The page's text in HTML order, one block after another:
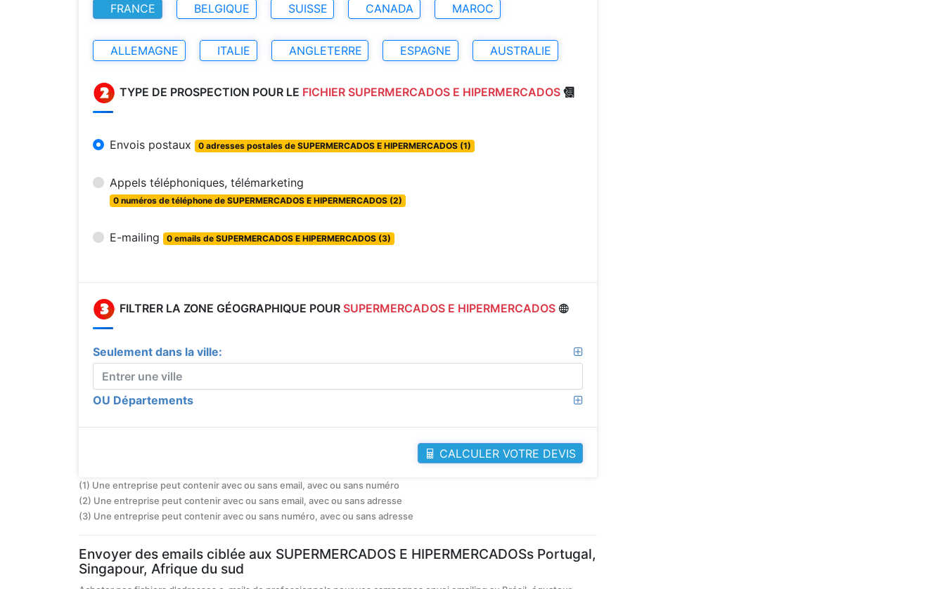
FRANCE BELGIQUE SUISSE CANADA MAROC
ALLEMAGNE ITALIE ANGLETERRE ESPAGNE AUSTRALIE
TYPE DE PROSPECTION POUR LE FICHIER SUPERMERCADOS E HIPERMERCADOS
Envois postaux 0 adresses postales de SUPERMERCADOS E HIPERMERCADOS (1)
Appels téléphoniques, télémarketing
0 numéros de téléphone de SUPERMERCADOS E HIPERMERCADOS (2)
E-mailing 0 emails de SUPERMERCADOS E HIPERMERCADOS (3)
FILTRER LA ZONE GÉOGRAPHIQUE POUR SUPERMERCADOS E HIPERMERCADOS
Seulement dans la ville:
OU Départements
CALCULER VOTRE DEVIS
(1) Une entreprise peut contenir avec ou sans email, avec ou sans numéro
(2) Une entreprise peut contenir avec ou sans email, avec ou sans adresse
(3) Une entreprise peut contenir avec ou sans numéro, avec ou sans adresse
Envoyer des emails ciblée aux SUPERMERCADOS E HIPERMERCADOSs Portugal,
Singapour, Afrique du sud